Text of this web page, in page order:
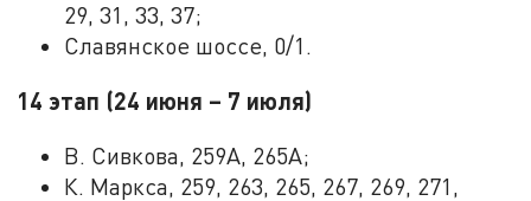
29, 31, 33, 37;
Славянское шоссе, 0/1.
14 этап (24 июня – 7 июля)
В. Сивкова, 259А, 265А;
К. Маркса, 259, 263, 265, 267, 269, 271,